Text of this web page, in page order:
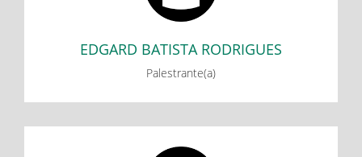
EDGARD BATISTA RODRIGUES
Palestrante(a)
Minicurso: Dispositivos de contagem do tempo: Algumas
histórias e experimentações - Parte 2
Felismina Dalva Teixeira Silva